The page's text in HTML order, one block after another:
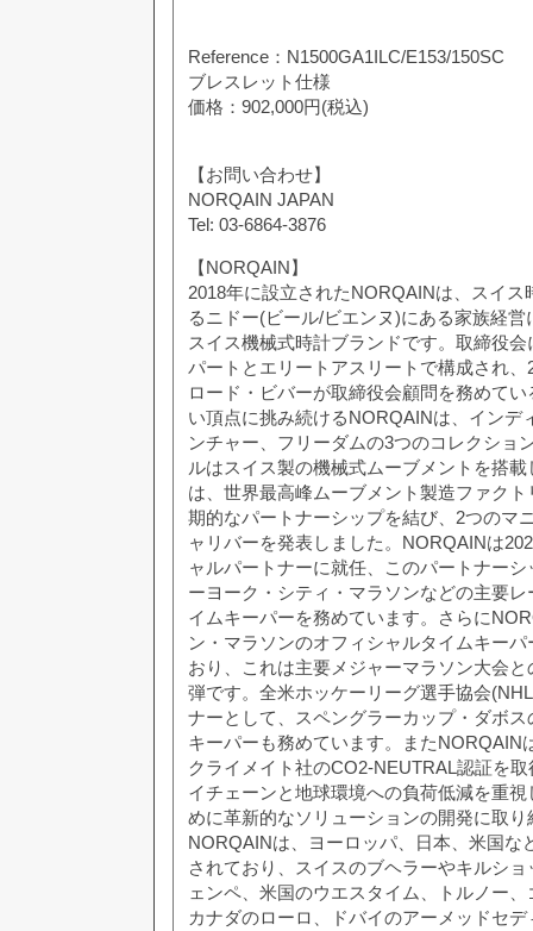
Reference：N1500GA1ILC/E153/150SC
ブレスレット仕様
価格：902,000円(税込)
【お問い合わせ】
NORQAIN JAPAN
Tel: 03-6864-3876
【NORQAIN】
2018年に設立されたNORQAINは、スイス
るニドー(ビール/ビエンヌ)にある家族経
スイス機械式時計ブランドです。取締役
パートとエリートアスリートで構成され
ロード・ビバーが取締役会顧問を務めて
い頂点に挑み続けるNORQAINは、インデ
ンチャー、フリーダムの3つのコレクショ
ルはスイス製の機械式ムーブメントを搭
は、世界最高峰ムーブメント製造ファク
期的なパートナーシップを結び、2つのマ
ャリバーを発表しました。NORQAINは
ャルパートナーに就任、このパートナー
ーヨーク・シティ・マラソンなどの主要
イムキーパーを務めています。さらに
ン・マラソンのオフィシャルタイムキー
おり、これは主要メジャーマラソン大会
弾です。全米ホッケーリーグ選手協会
ナーとして、スペングラーカップ・ダボ
キーパーも務めています。またNORQAIN
クライメイト社のCO2-NEUTRAL認証を
イチェーンと地球環境への負荷低減を重
めに革新的なソリューションの開発に取
NORQAINは、ヨーロッパ、日本、米国な
されており、スイスのブヘラーやキルシ
ェンペ、米国のウエスタイム、トルノー
カナダのローロ、ドバイのアーメッドセ